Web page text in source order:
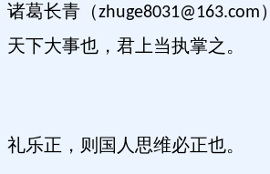
诸葛长青（zhuge8031@163.com）
天下大事也，君上当执掌之。
礼乐正，则国人思维必正也。